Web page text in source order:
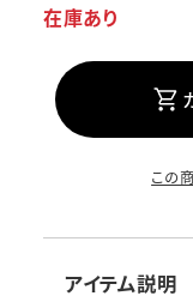
在庫あり
この
アイテム説明